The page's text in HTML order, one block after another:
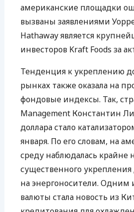
американские площадки
вызваны заявлениями
Hathaway является
инвесторов Kraft Foods за
Тенденция к укреплению
рынках также оказала на
фондовые индексы. Так,
Management Константин
доллара стало
января. По его словам, на
среду наблюдалась крайне
существенного укрепления
на энергоносители. Одним
валюты стала новость из